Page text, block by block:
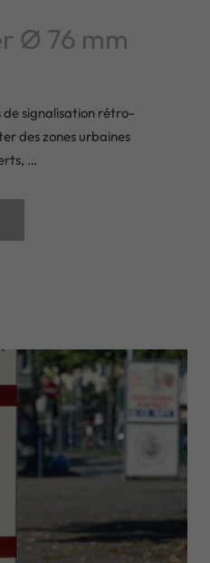
Ø 76 mm
de signalisation rétro-
des zones urbaines
…